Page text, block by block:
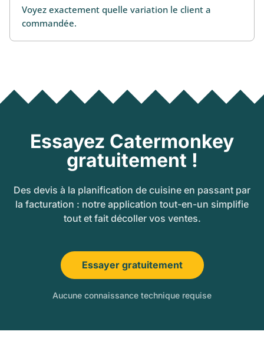
Voyez exactement quelle variation le client a
commandée.
Essayez Catermonkey
gratuitement !
Des devis à la planification de cuisine en passant par
la facturation : notre application tout-en-un simplifie
tout et fait décoller vos ventes.
Essayer gratuitement
Aucune connaissance technique requise